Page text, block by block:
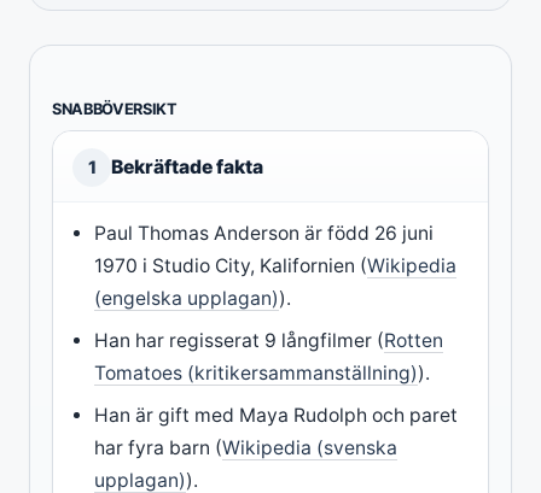
SNABBÖVERSIKT
1 Bekräftade fakta
Paul Thomas Anderson är född 26 juni
1970 i Studio City, Kalifornien (Wikipedia
(engelska upplagan)).
Han har regisserat 9 långfilmer (Rotten
Tomatoes (kritikersammanställning)).
Han är gift med Maya Rudolph och paret
har fyra barn (Wikipedia (svenska
upplagan)).